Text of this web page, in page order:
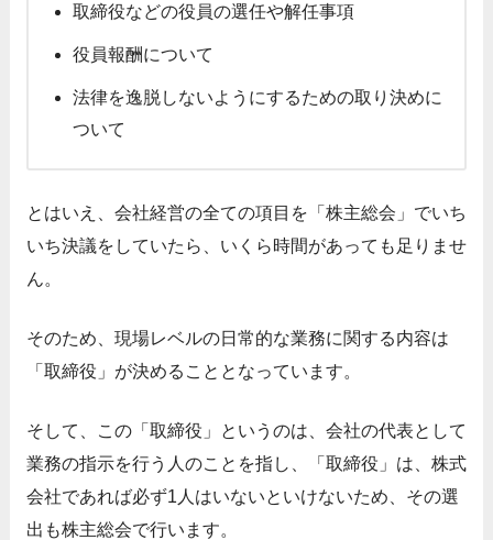
取締役などの役員の選任や解任事項
役員報酬について
法律を逸脱しないようにするための取り決めに
ついて
とはいえ、会社経営の全ての項目を「株主総会」でいち
いち決議をしていたら、いくら時間があっても足りませ
ん。
そのため、現場レベルの日常的な業務に関する内容は
「取締役」が決めることとなっています。
そして、この「取締役」というのは、会社の代表として
業務の指示を行う人のことを指し、「取締役」は、株式
会社であれば必ず1人はいないといけないため、その選
出も株主総会で行います。